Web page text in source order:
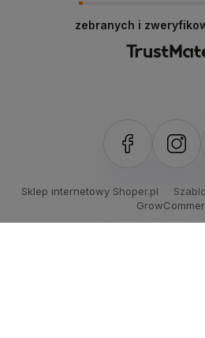
zebranych i
Sklep internetowy Shoper.pl